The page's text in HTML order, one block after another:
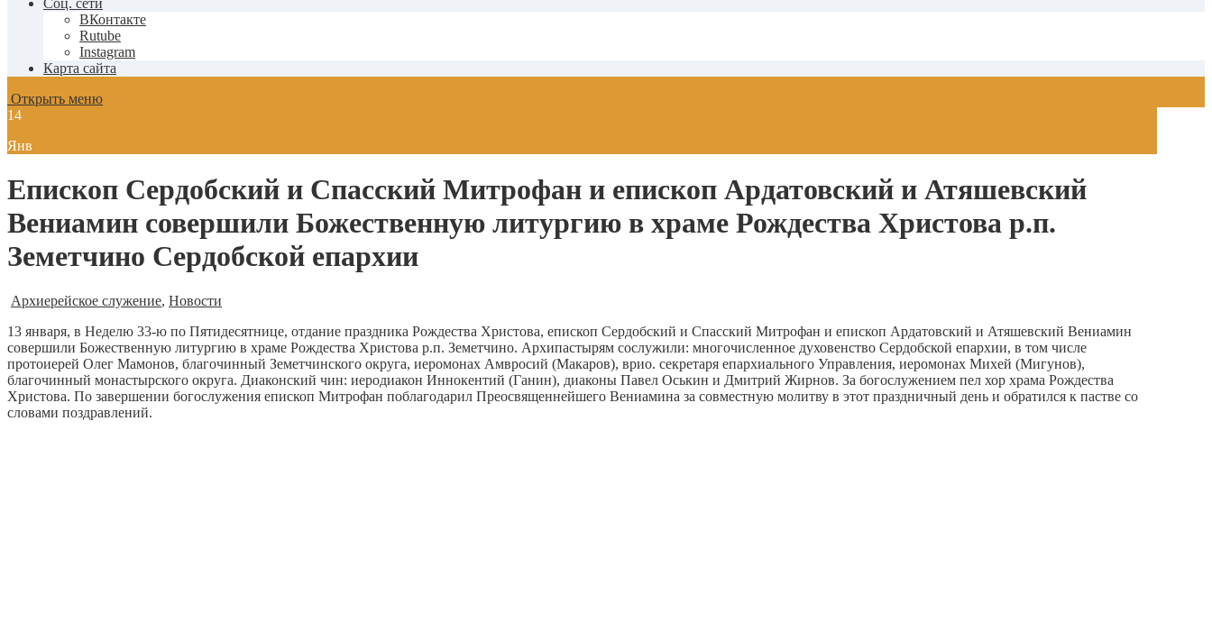
Соц. сети
ВКонтакте
Rutube
Instagram
Карта сайта
Открыть меню
14
Янв
Епископ Сердобский и Спасский Митрофан и епископ Ардатовский и Атяшевский
Вениамин совершили Божественную литургию в храме Рождества Христова р.п.
Земетчино Сердобской епархии
Архиерейское служение, Новости
13 января, в Неделю 33-ю по Пятидесятнице, отдание праздника Рождества Христова, епископ Сердобский и Спасский Митрофан и епископ Ардатовский и Атяшевский Вениамин
совершили Божественную литургию в храме Рождества Христова р.п. Земетчино. Архипастырям сослужили: многочисленное духовенство Сердобской епархии, в том числе
протоиерей Олег Мамонов, благочинный Земетчинского округа, иеромонах Амвросий (Макаров), врио. секретаря епархиального Управления, иеромонах Михей (Мигунов),
благочинный монастырского округа. Диаконский чин: иеродиакон Иннокентий (Ганин), диаконы Павел Оськин и Дмитрий Жирнов. За богослужением пел хор храма Рождества
Христова. По завершении богослужения епископ Митрофан поблагодарил Преосвященнейшего Вениамина за совместную молитву в этот праздничный день и обратился к пастве со
словами поздравлений.